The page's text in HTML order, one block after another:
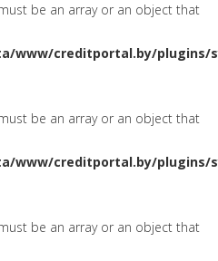
be an array or an object that
www/creditportal.by/plugins/
be an array or an object that
www/creditportal.by/plugins/
be an array or an object that